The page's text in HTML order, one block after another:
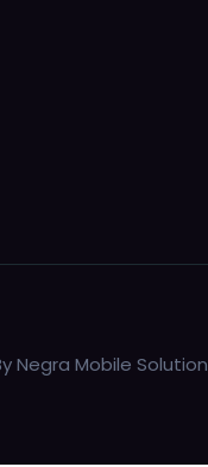
Negra Mobile Solution